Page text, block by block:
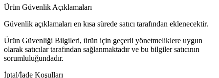
Ürün Güvenlik Açıklamaları
Güvenlik açıklamaları en kısa sürede satıcı tarafından eklenecektir.
Ürün Güvenliği Bilgileri, ürün için geçerli yönetmeliklere uygun
olarak satıcılar tarafından sağlanmaktadır ve bu bilgiler satıcının
sorumluluğundadır.
İptal/İade Koşulları